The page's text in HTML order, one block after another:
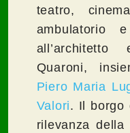
teatro,
ambulatorio
Quaroni,
Piero Maria
Valori. Il borgo
rilevanza della